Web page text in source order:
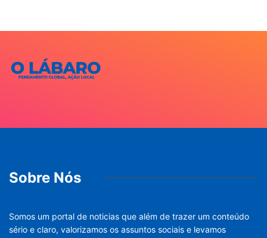
Sobre Nós
Somos um portal de noticias que além de trazer um conteúdo
sério e claro, valorizamos os assuntos sociais e levamos